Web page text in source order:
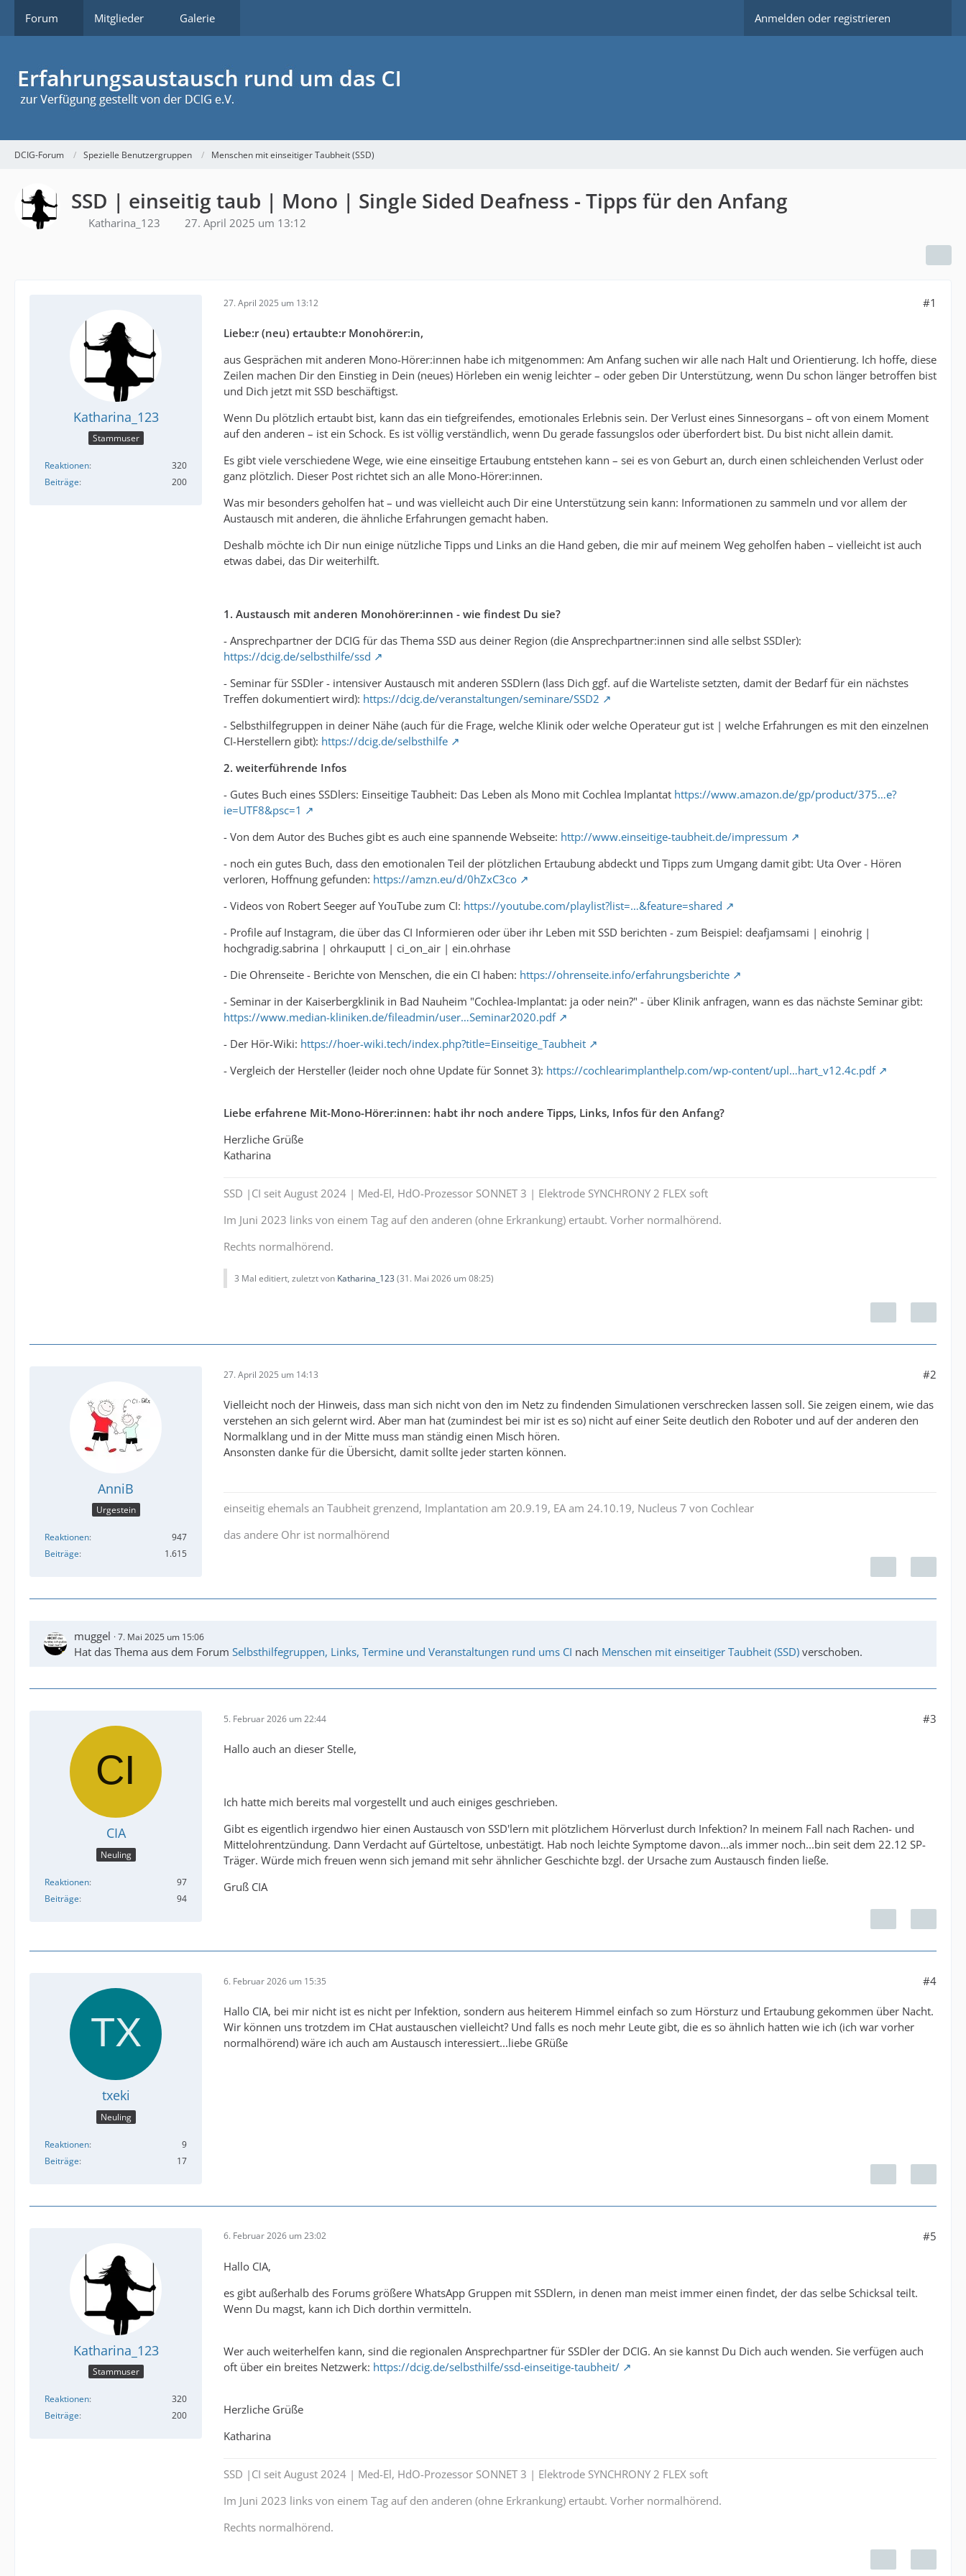
Forum Mitglieder Galerie Anmelden oder registrieren
DCIG-Forum Spezielle Benutzergruppen Menschen mit einseitiger Taubheit (SSD)
SSD | einseitig taub | Mono | Single Sided Deafness - Tipps für den Anfang
Katharina_123 27. April 2025 um 13:12
Katharina_123
Stammuser
Reaktionen
320
Beiträge
200
27. April 2025 um 13:12 #1
Liebe:r (neu) ertaubte:r Monohörer:in,
aus Gesprächen mit anderen Mono-Hörer:innen habe ich mitgenommen: Am Anfang suchen wir alle nach Halt und Orientierung. Ich hoffe, diese
Zeilen machen Dir den Einstieg in Dein (neues) Hörleben ein wenig leichter – oder geben Dir Unterstützung, wenn Du schon länger betroffen bist
und Dich jetzt mit SSD beschäftigst.
Wenn Du plötzlich ertaubt bist, kann das ein tiefgreifendes, emotionales Erlebnis sein. Der Verlust eines Sinnesorgans – oft von einem Moment
auf den anderen – ist ein Schock. Es ist völlig verständlich, wenn Du gerade fassungslos oder überfordert bist. Du bist nicht allein damit.
Es gibt viele verschiedene Wege, wie eine einseitige Ertaubung entstehen kann – sei es von Geburt an, durch einen schleichenden Verlust oder
ganz plötzlich. Dieser Post richtet sich an alle Mono-Hörer:innen.
Was mir besonders geholfen hat – und was vielleicht auch Dir eine Unterstützung sein kann: Informationen zu sammeln und vor allem der
Austausch mit anderen, die ähnliche Erfahrungen gemacht haben.
Deshalb möchte ich Dir nun einige nützliche Tipps und Links an die Hand geben, die mir auf meinem Weg geholfen haben – vielleicht ist auch
etwas dabei, das Dir weiterhilft.
1. Austausch mit anderen Monohörer:innen - wie findest Du sie?
- Ansprechpartner der DCIG für das Thema SSD aus deiner Region (die Ansprechpartner:innen sind alle selbst SSDler):
https://dcig.de/selbsthilfe/ssd
- Seminar für SSDler - intensiver Austausch mit anderen SSDlern (lass Dich ggf. auf die Warteliste setzten, damit der Bedarf für ein nächstes
Treffen dokumentiert wird): https://dcig.de/veranstaltungen/seminare/SSD2
- Selbsthilfegruppen in deiner Nähe (auch für die Frage, welche Klinik oder welche Operateur gut ist | welche Erfahrungen es mit den einzelnen
CI-Herstellern gibt): https://dcig.de/selbsthilfe
2. weiterführende Infos
- Gutes Buch eines SSDlers: Einseitige Taubheit: Das Leben als Mono mit Cochlea Implantat https://www.amazon.de/gp/product/375…e?
ie=UTF8&psc=1
- Von dem Autor des Buches gibt es auch eine spannende Webseite: http://www.einseitige-taubheit.de/impressum
- noch ein gutes Buch, dass den emotionalen Teil der plötzlichen Ertaubung abdeckt und Tipps zum Umgang damit gibt: Uta Over - Hören
verloren, Hoffnung gefunden: https://amzn.eu/d/0hZxC3co
- Videos von Robert Seeger auf YouTube zum CI: https://youtube.com/playlist?list=…&feature=shared
- Profile auf Instagram, die über das CI Informieren oder über ihr Leben mit SSD berichten - zum Beispiel: deafjamsami | einohrig |
hochgradig.sabrina | ohrkauputt | ci_on_air | ein.ohrhase
- Die Ohrenseite - Berichte von Menschen, die ein CI haben: https://ohrenseite.info/erfahrungsberichte
- Seminar in der Kaiserbergklinik in Bad Nauheim "Cochlea-Implantat: ja oder nein?" - über Klinik anfragen, wann es das nächste Seminar gibt:
https://www.median-kliniken.de/fileadmin/user…Seminar2020.pdf
- Der Hör-Wiki: https://hoer-wiki.tech/index.php?title=Einseitige_Taubheit
- Vergleich der Hersteller (leider noch ohne Update für Sonnet 3): https://cochlearimplanthelp.com/wp-content/upl…hart_v12.4c.pdf
Liebe erfahrene Mit-Mono-Hörer:innen: habt ihr noch andere Tipps, Links, Infos für den Anfang?
Herzliche Grüße
Katharina
SSD |CI seit August 2024 | Med-El, HdO-Prozessor SONNET 3 | Elektrode SYNCHRONY 2 FLEX soft
Im Juni 2023 links von einem Tag auf den anderen (ohne Erkrankung) ertaubt. Vorher normalhörend.
Rechts normalhörend.
3 Mal editiert, zuletzt von Katharina_123 (31. Mai 2026 um 08:25)
AnniB
Urgestein
Reaktionen
947
Beiträge
1.615
27. April 2025 um 14:13 #2
Vielleicht noch der Hinweis, dass man sich nicht von den im Netz zu findenden Simulationen verschrecken lassen soll. Sie zeigen einem, wie das
verstehen an sich gelernt wird. Aber man hat (zumindest bei mir ist es so) nicht auf einer Seite deutlich den Roboter und auf der anderen den
Normalklang und in der Mitte muss man ständig einen Misch hören.
Ansonsten danke für die Übersicht, damit sollte jeder starten können.
einseitig ehemals an Taubheit grenzend, Implantation am 20.9.19, EA am 24.10.19, Nucleus 7 von Cochlear
das andere Ohr ist normalhörend
muggel 7. Mai 2025 um 15:06
Hat das Thema aus dem Forum Selbsthilfegruppen, Links, Termine und Veranstaltungen rund ums CI nach Menschen mit einseitiger Taubheit (SSD) verschoben.
CIA
Neuling
Reaktionen
97
Beiträge
94
5. Februar 2026 um 22:44 #3
Hallo auch an dieser Stelle,
Ich hatte mich bereits mal vorgestellt und auch einiges geschrieben.
Gibt es eigentlich irgendwo hier einen Austausch von SSD'lern mit plötzlichem Hörverlust durch Infektion? In meinem Fall nach Rachen- und
Mittelohrentzündung. Dann Verdacht auf Gürteltose, unbestätigt. Hab noch leichte Symptome davon...als immer noch...bin seit dem 22.12 SP-
Träger. Würde mich freuen wenn sich jemand mit sehr ähnlicher Geschichte bzgl. der Ursache zum Austausch finden ließe.
Gruß CIA
txeki
Neuling
Reaktionen
9
Beiträge
17
6. Februar 2026 um 15:35 #4
Hallo CIA, bei mir nicht ist es nicht per Infektion, sondern aus heiterem Himmel einfach so zum Hörsturz und Ertaubung gekommen über Nacht.
Wir können uns trotzdem im CHat austauschen vielleicht? Und falls es noch mehr Leute gibt, die es so ähnlich hatten wie ich (ich war vorher
normalhörend) wäre ich auch am Austausch interessiert...liebe GRüße
Katharina_123
Stammuser
Reaktionen
320
Beiträge
200
6. Februar 2026 um 23:02 #5
Hallo CIA,
es gibt außerhalb des Forums größere WhatsApp Gruppen mit SSDlern, in denen man meist immer einen findet, der das selbe Schicksal teilt.
Wenn Du magst, kann ich Dich dorthin vermitteln.
Wer auch weiterhelfen kann, sind die regionalen Ansprechpartner für SSDler der DCIG. An sie kannst Du Dich auch wenden. Sie verfügen auch
oft über ein breites Netzwerk: https://dcig.de/selbsthilfe/ssd-einseitige-taubheit/
Herzliche Grüße
Katharina
SSD |CI seit August 2024 | Med-El, HdO-Prozessor SONNET 3 | Elektrode SYNCHRONY 2 FLEX soft
Im Juni 2023 links von einem Tag auf den anderen (ohne Erkrankung) ertaubt. Vorher normalhörend.
Rechts normalhörend.